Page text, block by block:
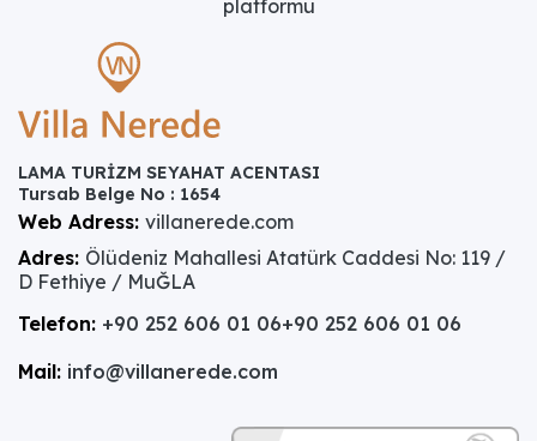
platformu
LAMA TURİZM SEYAHAT ACENTASI
Tursab Belge No : 1654
Web Adress: villanerede.com
Adres: Ölüdeniz Mahallesi Atatürk Caddesi No: 119 /
D Fethiye / MuĞLA
Telefon: +90 252 606 01 06+90 252 606 01 06
Mail: info@villanerede.com